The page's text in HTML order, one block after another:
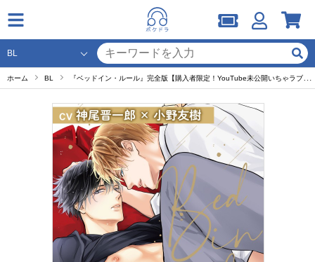
ホーム BL 『ベッドイン・ルール』完全版【購入者限定！YouTube未公開いちゃラブシーン&特典ボイス付き】【出演声優：神尾晋一郎 小野友樹】